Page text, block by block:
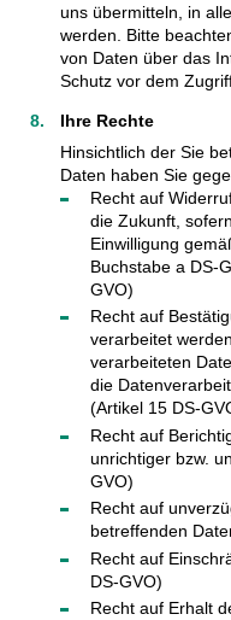
uns übermitteln, in
werden. Bitte
von Daten über das
Schutz vor dem
Ihre Rechte
Hinsichtlich der Sie
Daten haben Sie
Recht auf
die Zukunft,
Einwilligung
Buchstabe a DS-
GVO)
Recht auf
verarbeitet
verarbeiteten
die
(Artikel 15 DS-
Recht auf
unrichtiger bzw.
GVO)
Recht auf
betreffenden
Recht auf
DS-GVO)
Recht auf Erhalt